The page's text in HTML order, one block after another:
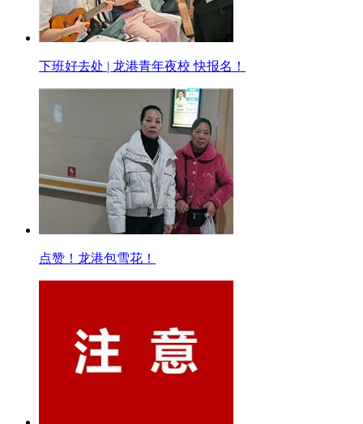
下班好去处 | 龙港青年夜校 快报名！
点赞！龙港包雪花！